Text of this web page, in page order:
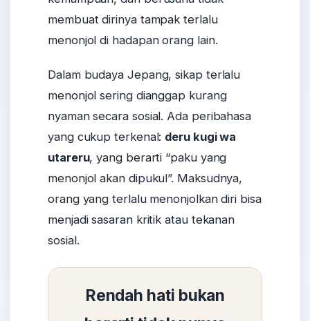
membuat dirinya tampak terlalu
menonjol di hadapan orang lain.
Dalam budaya Jepang, sikap terlalu
menonjol sering dianggap kurang
nyaman secara sosial. Ada peribahasa
yang cukup terkenal: deru kugi wa
utareru, yang berarti “paku yang
menonjol akan dipukul”. Maksudnya,
orang yang terlalu menonjolkan diri bisa
menjadi sasaran kritik atau tekanan
sosial.
Rendah hati bukan